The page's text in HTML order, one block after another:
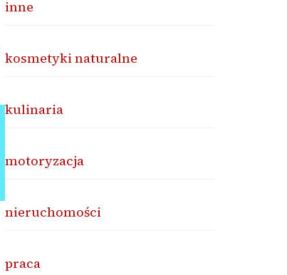
inne
kosmetyki naturalne
kulinaria
motoryzacja
nieruchomości
praca